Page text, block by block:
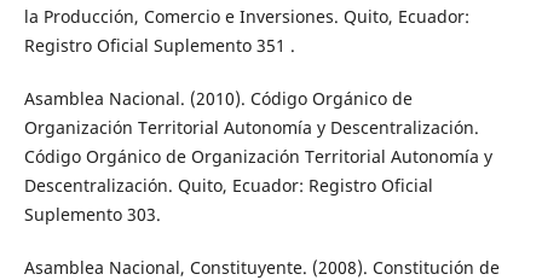
la Producción, Comercio e Inversiones. Quito, Ecuador:
Registro Oficial Suplemento 351 .
Asamblea Nacional. (2010). Código Orgánico de
Organización Territorial Autonomía y Descentralización.
Código Orgánico de Organización Territorial Autonomía y
Descentralización. Quito, Ecuador: Registro Oficial
Suplemento 303.
Asamblea Nacional, Constituyente. (2008). Constitución de